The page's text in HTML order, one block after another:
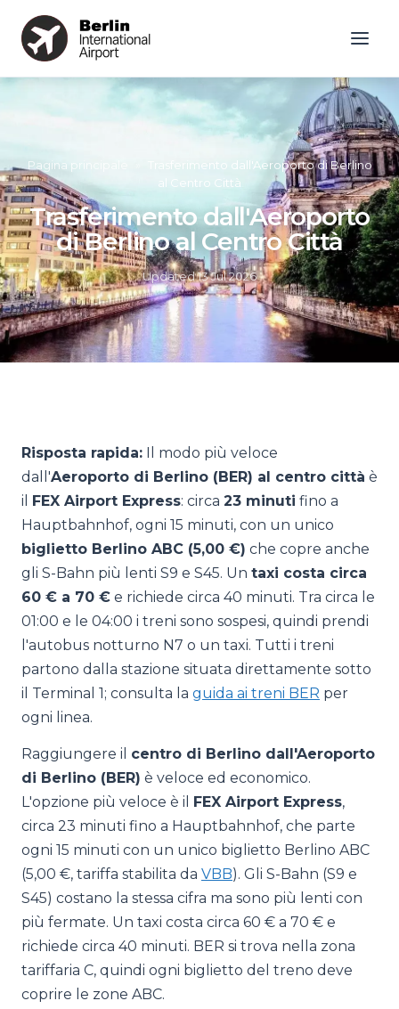
Pagina principale
Trasferimento dall'Aeroporto di Berlino
al Centro Città
Trasferimento dall'Aeroporto
di Berlino al Centro Città
Updated13 Jul 2026
Risposta rapida: Il modo più veloce
dall'Aeroporto di Berlino (BER) al centro città è
il FEX Airport Express: circa 23 minuti fino a
Hauptbahnhof, ogni 15 minuti, con un unico
biglietto Berlino ABC (5,00 €) che copre anche
gli S-Bahn più lenti S9 e S45. Un taxi costa circa
60 € a 70 € e richiede circa 40 minuti. Tra circa le
01:00 e le 04:00 i treni sono sospesi, quindi prendi
l'autobus notturno N7 o un taxi. Tutti i treni
partono dalla stazione situata direttamente sotto
il Terminal 1; consulta la guida ai treni BER per
ogni linea.
Raggiungere il centro di Berlino dall'Aeroporto
di Berlino (BER) è veloce ed economico.
L'opzione più veloce è il FEX Airport Express,
circa 23 minuti fino a Hauptbahnhof, che parte
ogni 15 minuti con un unico biglietto Berlino ABC
(5,00 €, tariffa stabilita da VBB). Gli S-Bahn (S9 e
S45) costano la stessa cifra ma sono più lenti con
più fermate. Un taxi costa circa 60 € a 70 € e
richiede circa 40 minuti. BER si trova nella zona
tariffaria C, quindi ogni biglietto del treno deve
coprire le zone ABC.